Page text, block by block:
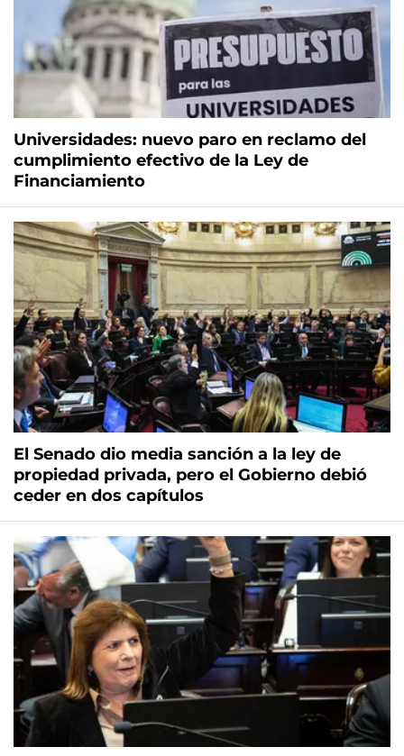
Universidades: nuevo paro en reclamo del
cumplimiento efectivo de la Ley de
Financiamiento
El Senado dio media sanción a la ley de
propiedad privada, pero el Gobierno debió
ceder en dos capítulos